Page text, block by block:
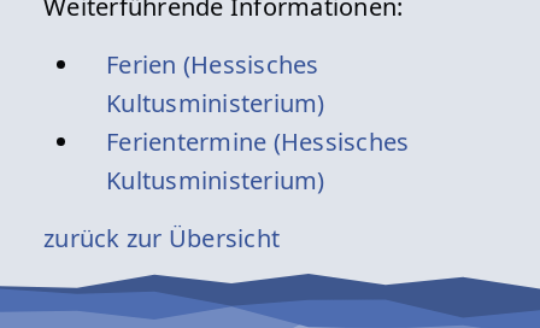
Ferien (Hessisches
Kultusministerium)
Ferientermine (Hessisches
Kultusministerium)
zurück zur Übersicht